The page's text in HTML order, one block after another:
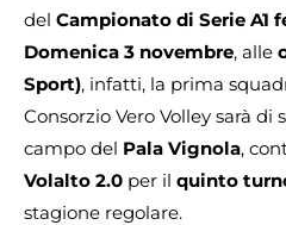
del Campionato di Serie A1
Domenica 3 novembre, alle
Sport), infatti, la prima
Consorzio Vero Volley sarà di
campo del Pala Vignola,
Volalto 2.0 per il quinto
stagione regolare.